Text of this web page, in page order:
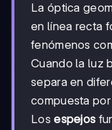
La óptica
en línea recta
fenómenos
Cuando la luz
separa en
compuesta
Losespejos